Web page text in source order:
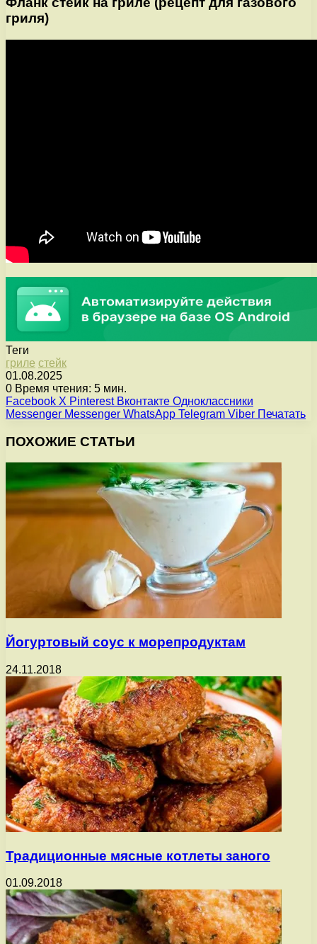
гриля)
Теги
гриле стейк
01.08.2025
0 Время чтения: 5 мин.
Facebook X Pinterest Вконтакте Одноклассники
Messenger Messenger WhatsApp Telegram Viber Печатать
ПОХОЖИЕ СТАТЬИ
Йогуртовый соус к морепродуктам
24.11.2018
Традиционные мясные котлеты заного
01.09.2018